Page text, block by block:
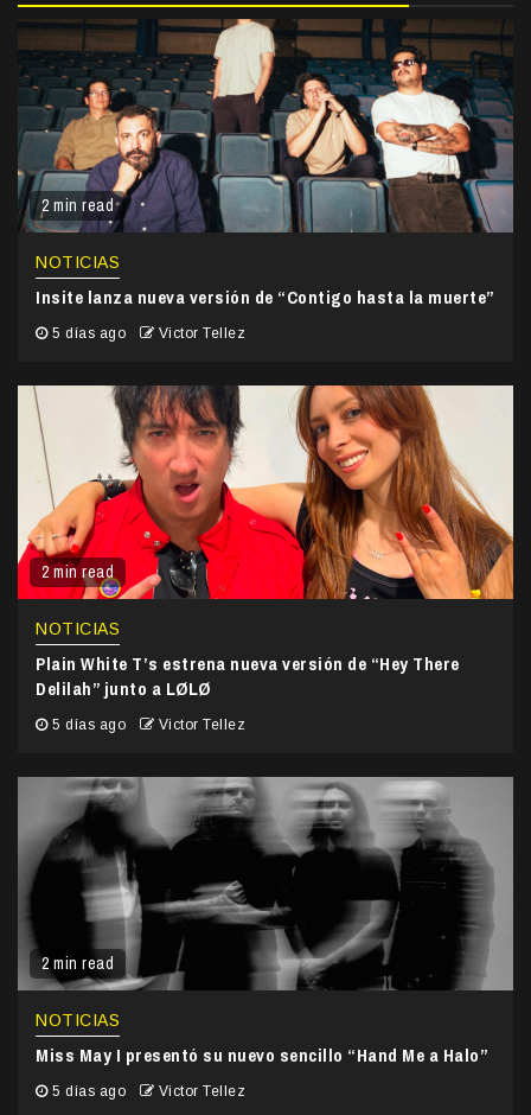
2 min read
NOTICIAS
Insite lanza nueva versión de “Contigo hasta la muerte”
5 días ago Victor Tellez
2 min read
NOTICIAS
Plain White T’s estrena nueva versión de “Hey There
Delilah” junto a LØLØ
5 días ago Victor Tellez
2 min read
NOTICIAS
Miss May I presentó su nuevo sencillo “Hand Me a Halo”
5 días ago Victor Tellez